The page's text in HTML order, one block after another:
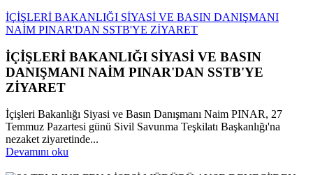
İÇİŞLERİ BAKANLIĞI SİYASİ VE BASIN DANIŞMANI
NAİM PINAR'DAN SSTB'YE ZİYARET
İÇİŞLERİ BAKANLIĞI SİYASİ VE BASIN
DANIŞMANI NAİM PINAR'DAN SSTB'YE
ZİYARET
İçişleri Bakanlığı Siyasi ve Basın Danışmanı Naim PINAR, 27
Temmuz Pazartesi günü Sivil Savunma Teşkilatı Başkanlığı'na
nezaket ziyaretinde...
Devamını oku